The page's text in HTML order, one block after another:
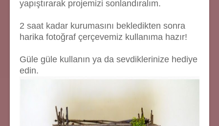
yapıştırarak projemizi sonlandıralım.
2 saat kadar kurumasını bekledikten sonra
harika fotoğraf çerçevemiz kullanıma hazır!
Güle güle kullanın ya da sevdiklerinize hediye
edin.